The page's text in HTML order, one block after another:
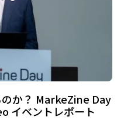
か？ MarkeZine Day
イベントレポート